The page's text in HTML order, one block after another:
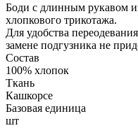
Боди с длинным рукавом
хлопкового трикотажа.
Для удобства
замене подгузника не
Состав
100% хлопок
Ткань
Кашкорсе
Базовая единица
шт